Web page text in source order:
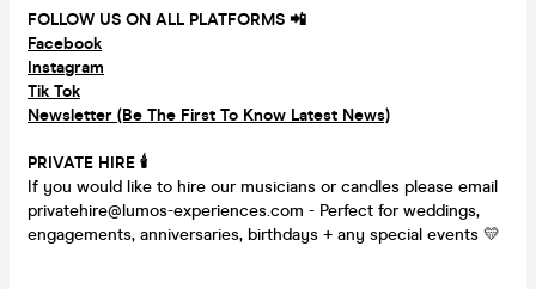
FOLLOW US ON ALL PLATFORMS 📲
Facebook
Instagram
Tik Tok
Newsletter (Be The First To Know Latest News)
PRIVATE HIRE 🕯
If you would like to hire our musicians or candles please email
privatehire@lumos-experiences.com - Perfect for weddings,
engagements, anniversaries, birthdays + any special events 💛